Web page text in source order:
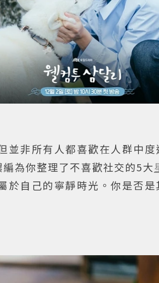
並非所有人都喜歡在人群中
為你整理了不喜歡社交的5大
於自己的寧靜時光。你是否